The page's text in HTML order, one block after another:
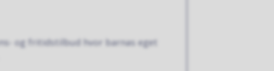
og fritidstilbud hvor barnas eget